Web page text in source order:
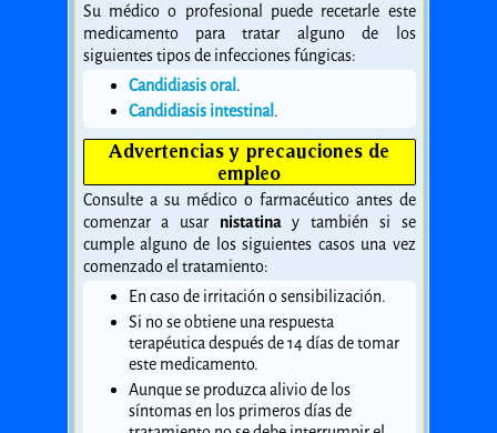
Su médico o profesional puede recetarle este
medicamento para tratar alguno de los
siguientes tipos de infecciones fúngicas:
Candidiasis oral.
Candidiasis intestinal.
Advertencias y precauciones de
empleo
Consulte a su médico o farmacéutico antes de
comenzar a usar nistatinay también si se
cumple alguno de los siguientes casos una vez
comenzado el tratamiento:
En caso de irritación o sensibilización.
Si no se obtiene una respuesta
terapéutica después de 14 días de tomar
este medicamento.
Aunque se produzca alivio de los
síntomas en los primeros días de